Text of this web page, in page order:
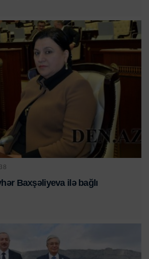
Baxşəliyeva ilə bağlı